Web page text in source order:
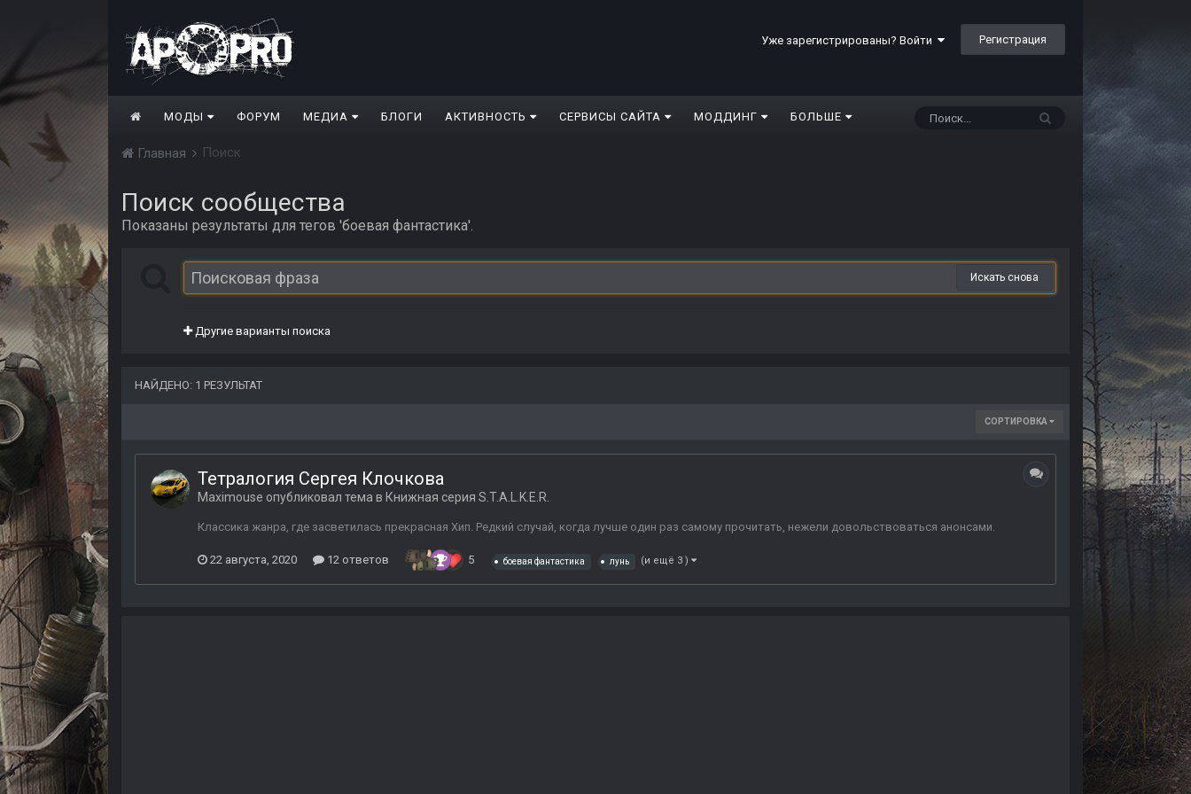
Уже зарегистрированы? Войти Регистрация
МОДЫ ФОРУМ МЕДИА БЛОГИ АКТИВНОСТЬ СЕРВИСЫ САЙТА МОДДИНГ БОЛЬШЕ
Главная Поиск
Поиск сообщества
Показаны результаты для тегов 'боевая фантастика'.
Искать снова
Другие варианты поиска
НАЙДЕНО: 1 РЕЗУЛЬТАТ
СОРТИРОВКА
Тетралогия Сергея Клочкова
Maximouse опубликовал тема в Книжная серия S.T.A.L.K.E.R.
Классика жанра, где засветилась прекрасная Хип. Редкий случай, когда лучше один раз самому прочитать, нежели довольствоваться анонсами.
22 августа, 2020 12 ответов 5 боевая фантастика лунь (и ещё 3 )